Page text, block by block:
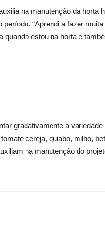
na manutenção da horta
período. “Aprendi a fazer
quando estou na horta e
gradativamente a
cereja, quiabo, milho,
na manutenção do